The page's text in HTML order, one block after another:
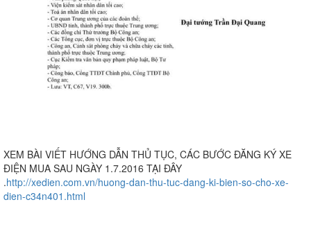
XEM BÀI VIẾT HƯỚNG DẪN THỦ TỤC, CÁC BƯỚC ĐĂNG KÝ XE
ĐIỆN MUA SAU NGÀY 1.7.2016 TẠI ĐÂY
.http://xedien.com.vn/huong-dan-thu-tuc-dang-ki-bien-so-cho-xe-
dien-c34n401.html